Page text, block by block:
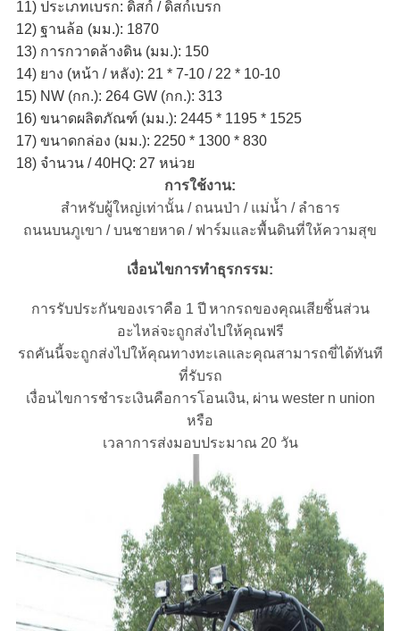
11) ประเภทเบรก: ดิสก์ / ดิสก์เบรก
12) ฐานล้อ (มม.): 1870
13) การกวาดล้างดิน (มม.): 150
14) ยาง (หน้า / หลัง): 21 * 7-10 / 22 * ​​10-10
15) NW (กก.): 264 GW (กก.): 313
16) ขนาดผลิตภัณฑ์ (มม.): 2445 * 1195 * 1525
17) ขนาดกล่อง (มม.): 2250 * 1300 * 830
18) จำนวน / 40HQ: 27 หน่วย
การใช้งาน:
สำหรับผู้ใหญ่เท่านั้น / ถนนป่า / แม่น้ำ / ลำธาร
ถนนบนภูเขา / บนชายหาด / ฟาร์มและพื้นดินที่ให้ความสุข
เงื่อนไขการทำธุรกรรม:
การรับประกันของเราคือ 1 ปี หากรถของคุณเสียชิ้นส่วน
อะไหล่จะถูกส่งไปให้คุณฟรี
รถคันนี้จะถูกส่งไปให้คุณทางทะเลและคุณสามารถขี่ได้ทันที
ที่รับรถ
เงื่อนไขการชำระเงินคือการโอนเงิน, ผ่าน wester n union
หรือ
เวลาการส่งมอบประมาณ 20 วัน